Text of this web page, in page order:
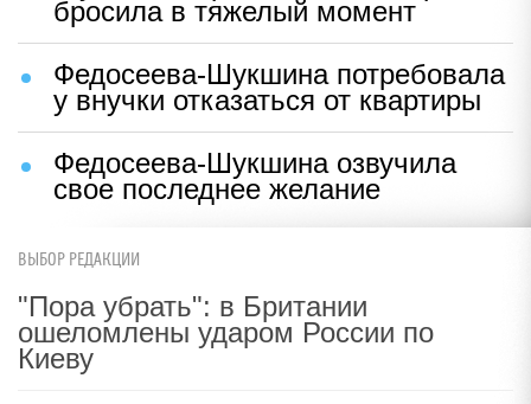
бросила в тяжелый момент
Федосеева-Шукшина потребовала
у внучки отказаться от квартиры
Федосеева-Шукшина озвучила
свое последнее желание
ВЫБОР РЕДАКЦИИ
"Пора убрать": в Британии
ошеломлены ударом России по
Киеву